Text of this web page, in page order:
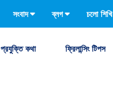
সংবাদ ব্লগ চলো শিখি
প্রযুক্তি কথা ফ্রিলান্সিং টিপস